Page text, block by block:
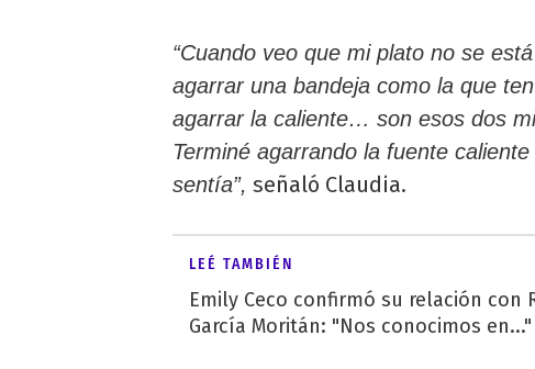
“Cuando veo que mi plato no se
agarrar una bandeja como la que
agarrar la caliente… son esos dos
Terminé agarrando la fuente
sentía”, señaló Claudia.
LEÉ TAMBIÉN
Emily Ceco confirmó su relación con
García Moritán: "Nos conocimos en..."